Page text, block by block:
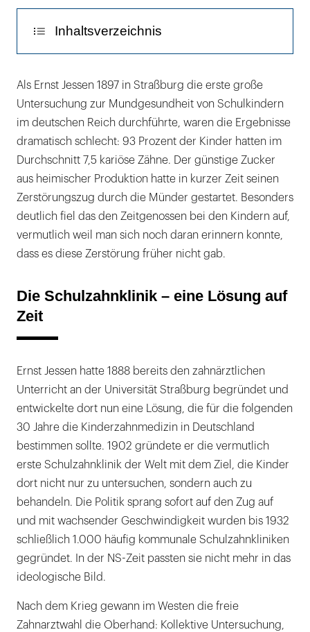
Inhaltsverzeichnis
Die Schulzahnklinik – eine Lösung auf Zeit
Dualismus aus Gruppen- und
Individualprophylaxe
Kommt jetzt die Karies zurück?
Als Ernst Jessen 1897 in Straßburg die erste große
Untersuchung zur Mund­gesundheit von Schulkindern
im deutschen Reich durchführte, waren die Ergebnisse
dramatisch schlecht: 93 Prozent der Kinder hatten im
Durchschnitt 7,5 kariöse Zähne. Der günstige Zucker
aus heimischer Produktion hatte in kurzer Zeit seinen
Zerstörungszug durch die Münder gestartet. Besonders
deutlich fiel das den Zeitgenossen bei den Kindern auf,
vermutlich weil man sich noch daran erinnern konnte,
dass es diese Zerstörung früher nicht gab.
Die Schulzahnklinik – eine Lösung auf
Zeit
Ernst Jessen hatte 1888 bereits den zahnärztlichen
Unterricht an der Universität Straßburg begründet und
entwickelte dort nun eine Lösung, die für die folgenden
30 Jahre die Kinderzahnmedizin in Deutschland
bestimmen sollte. 1902 gründete er die vermutlich
erste Schulzahnklinik der Welt mit dem Ziel, die Kinder
dort nicht nur zu untersuchen, sondern auch zu
behandeln. Die Politik sprang sofort auf den Zug auf
und mit wachsender Geschwindigkeit wurden bis 1932
schließlich 1.000 häufig kommunale Schulzahnkliniken
gegründet. In der NS-Zeit passten sie nicht mehr in das
ideologische Bild.
Nach dem Krieg gewann im Westen die freie
Zahnarztwahl die Oberhand: Kollektive Untersuchung,